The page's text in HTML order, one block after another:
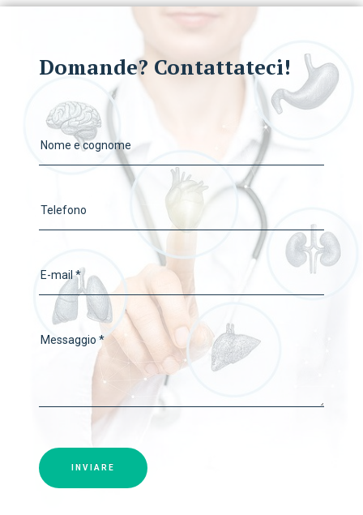
Domande? Contattateci!
Nome e cognome
Telefono
E-mail *
Messaggio *
INVIARE